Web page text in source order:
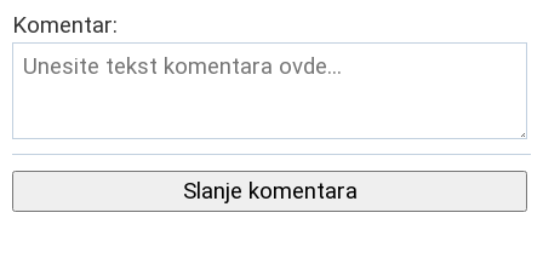
Komentar:
Slanje komentara